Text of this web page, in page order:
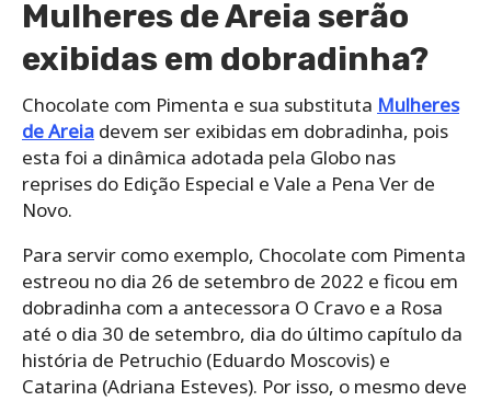
Mulheres de Areia serão
exibidas em dobradinha?
Chocolate com Pimenta e sua substituta Mulheres
de Areia devem ser exibidas em dobradinha, pois
esta foi a dinâmica adotada pela Globo nas
reprises do Edição Especial e Vale a Pena Ver de
Novo.
Para servir como exemplo, Chocolate com Pimenta
estreou no dia 26 de setembro de 2022 e ficou em
dobradinha com a antecessora O Cravo e a Rosa
até o dia 30 de setembro, dia do último capítulo da
história de Petruchio (Eduardo Moscovis) e
Catarina (Adriana Esteves). Por isso, o mesmo deve